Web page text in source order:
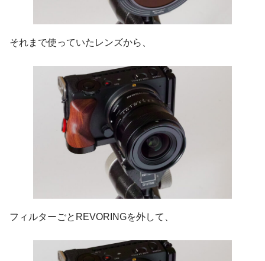
それまで使っていたレンズから、
フィルターごとREVORINGを外して、